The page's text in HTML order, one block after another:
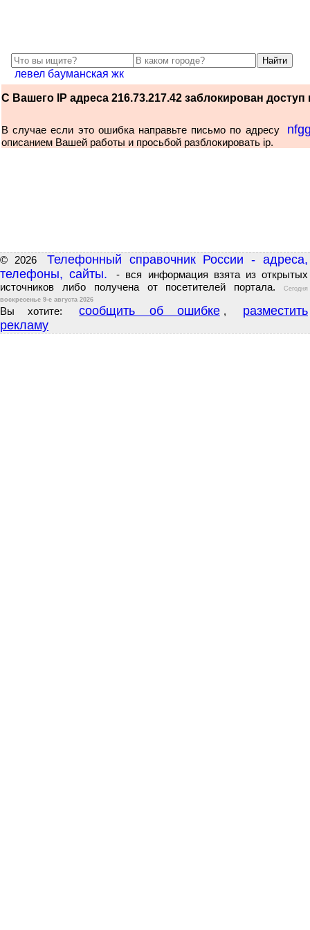
левел бауманская жк
С Вашего IP адреса 216.73.217.42 заблокирован доступ
В случае если это ошибка направьте письмо по адресу
описанием Вашей работы и просьбой разблокировать ip.
© 2026
Телефонный справочник России - адреса,
телефоны, сайты.
- вся информация взята из открытых
источников либо получена от посетителей портала.
Сегодня
воскресенье 9-е августа 2026
Вы хотите: сообщить об ошибке ,
разместить
рекламу